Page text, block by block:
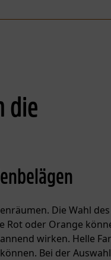
die
Die Wahl des
Rot oder Orange
wirken. Helle
Bei der Auswahl